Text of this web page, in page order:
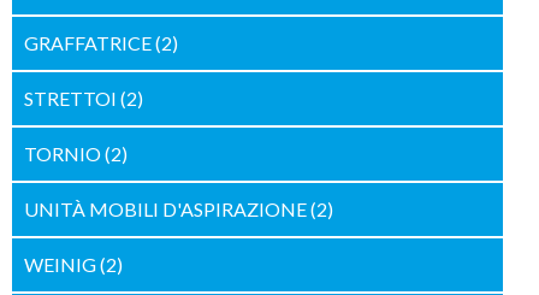
GRAFFATRICE(2)
STRETTOI (2)
TORNIO(2)
UNITÀ MOBILI D'ASPIRAZIONE(2)
WEINIG(2)